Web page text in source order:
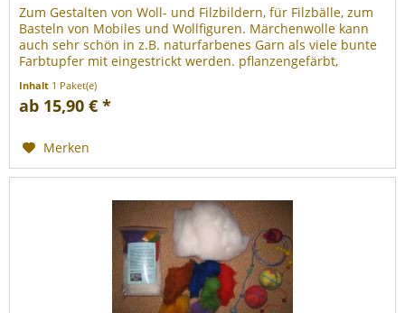
Zum Gestalten von Woll- und Filzbildern, für Filzbälle, zum
Basteln von Mobiles und Wollfiguren. Märchenwolle kann
auch sehr schön in z.B. naturfarbenes Garn als viele bunte
Farbtupfer mit eingestrickt werden. pflanzengefärbt,
Inhalt 1 Paket(e)
ab 15,90 € *
Merken